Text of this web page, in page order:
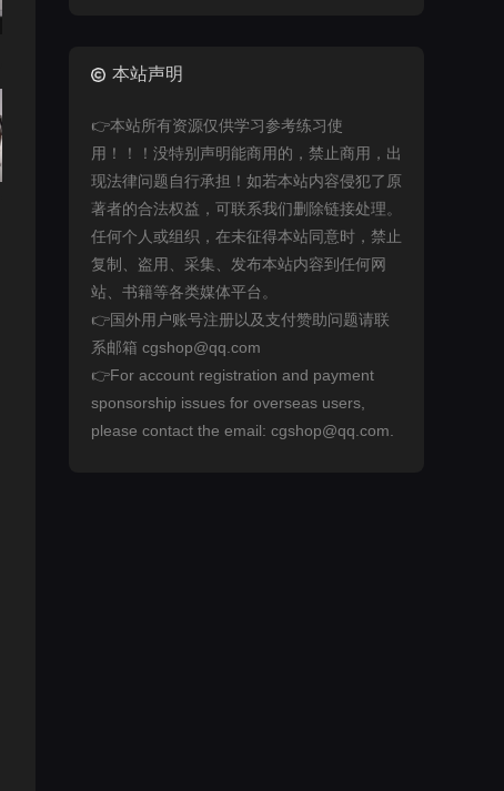
本站声明
👉本站所有资源仅供学习参考练习使
用！！！没特别声明能商用的，禁止商用，出
现法律问题自行承担！如若本站内容侵犯了原
著者的合法权益，可联系我们删除链接处理。
任何个人或组织，在未征得本站同意时，禁止
复制、盗用、采集、发布本站内容到任何网
站、书籍等各类媒体平台。
👉国外用户账号注册以及支付赞助问题请联
系邮箱 cgshop@qq.com
👉For account registration and payment
sponsorship issues for overseas users,
please contact the email: cgshop@qq.com.